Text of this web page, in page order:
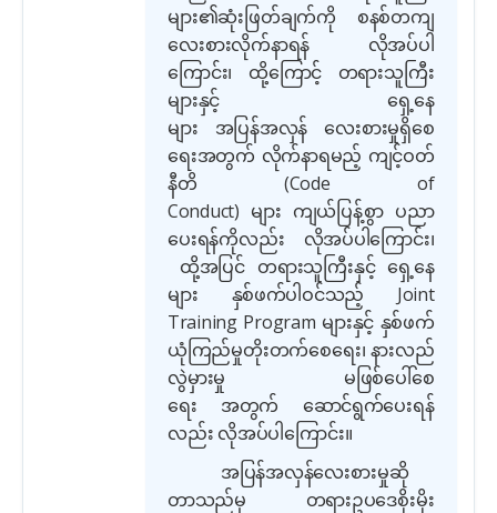
များ၏ဆုံးဖြတ်ချက်ကို စနစ်တကျ
လေးစားလိုက်နာရန် လိုအပ်ပါ
ကြောင်း၊ ထို့ကြောင့် တရားသူကြီး
များနှင့် ရှေ့နေ
များ အပြန်အလှန် လေးစားမှုရှိစေ
ရေးအတွက် လိုက်နာရမည့် ကျင့်ဝတ်
နီတိ (Code of
Conduct) များ ကျယ်ပြန့်စွာ ပညာ
ပေးရန်ကိုလည်း လိုအပ်ပါကြောင်း၊
ထို့အပြင် တရားသူကြီးနှင့် ရှေ့နေ
များ နှစ်ဖက်ပါဝင်သည့် Joint
Training Program များနှင့် နှစ်ဖက်
ယုံကြည်မှုတိုးတက်စေရေး၊ နားလည်
လွဲမှားမှု မဖြစ်ပေါ်စေ
ရေး အတွက် ဆောင်ရွက်ပေးရန်
လည်း လိုအပ်ပါကြောင်း။
အပြန်အလှန်လေးစားမှုဆို
တာသည်မှ တရားဥပဒေစိုးမိုး